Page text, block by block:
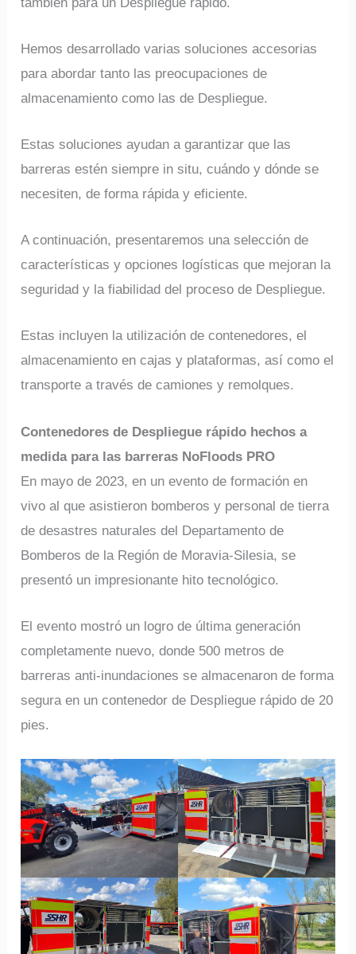
Hemos desarrollado varias soluciones accesorias
para abordar tanto las preocupaciones de
almacenamiento como las de Despliegue.
Estas soluciones ayudan a garantizar que las
barreras estén siempre in situ, cuándo y dónde se
necesiten, de forma rápida y eficiente.
A continuación, presentaremos una selección de
características y opciones logísticas que mejoran la
seguridad y la fiabilidad del proceso de Despliegue.
Estas incluyen la utilización de contenedores, el
almacenamiento en cajas y plataformas, así como el
transporte a través de camiones y remolques.
Contenedores de Despliegue rápido hechos a
medida para las barreras NoFloods PRO
En mayo de 2023, en un evento de formación en
vivo al que asistieron bomberos y personal de tierra
de desastres naturales del Departamento de
Bomberos de la Región de Moravia-Silesia, se
presentó un impresionante hito tecnológico.
El evento mostró un logro de última generación
completamente nuevo, donde 500 metros de
barreras anti-inundaciones se almacenaron de forma
segura en un contenedor de Despliegue rápido de 20
pies.